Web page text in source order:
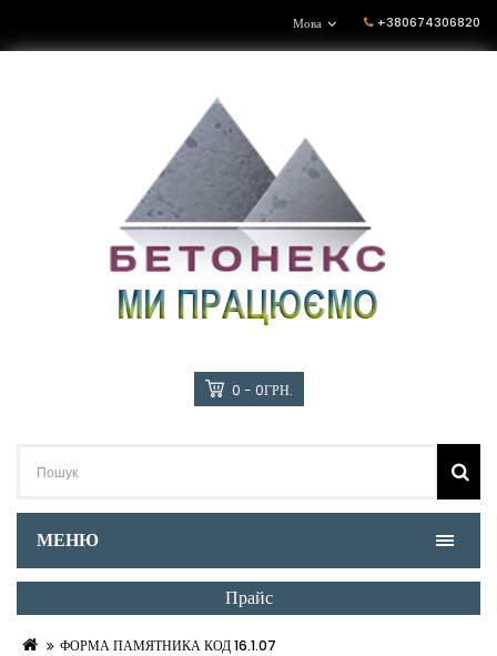
+380674306820
Мова
0 - 0ГРН.
МЕНЮ
Прайс
ФОРМА ПАМЯТНИКА КОД 16.1.07